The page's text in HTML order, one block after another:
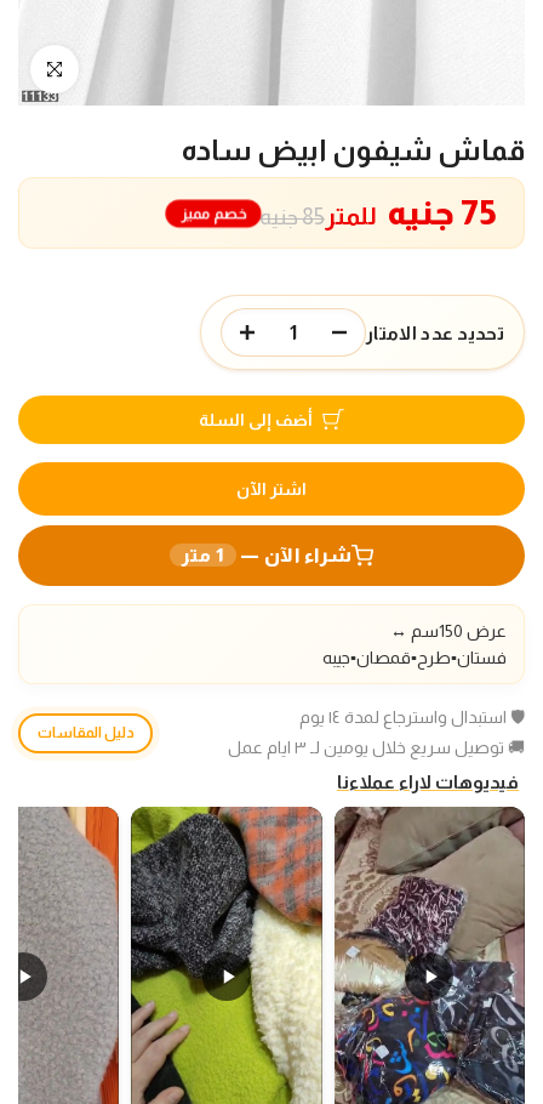
انقر للتكبير
قماش شيفون ابيض ساده
85 جنيه 75 جنيه للمتر خصم مميز
تحديد عدد الامتار
أضف إلى السلة
اشتر الآن
شراء الآن — 1 متر
عرض 150سم ↔️
فستان▪️طرح▪️قمصان▪️جيبه
🛡️ استبدال واسترجاع لمدة ١٤ يوم
🚚 توصيل سريع خلال يومين لـ ٣ ايام عمل
دليل المقاسات
فيديوهات لاراء عملاءنا